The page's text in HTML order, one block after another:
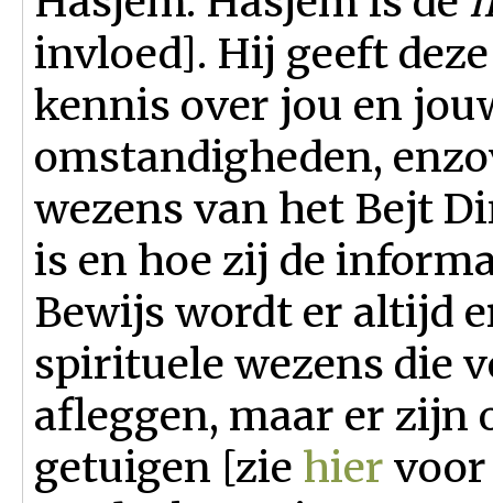
invloed]. Hij geeft
kennis over jou en
omstandigheden,
wezens van het Bejt
is en hoe zij de
Bewijs wordt er altijd
spirituele wezens die
afleggen, maar er zijn
getuigen [zie hier